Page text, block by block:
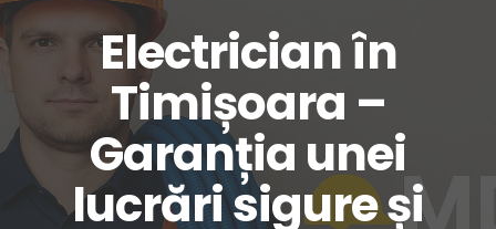
Electrician în
Timișoara –
Garanția unei
lucrări sigure și